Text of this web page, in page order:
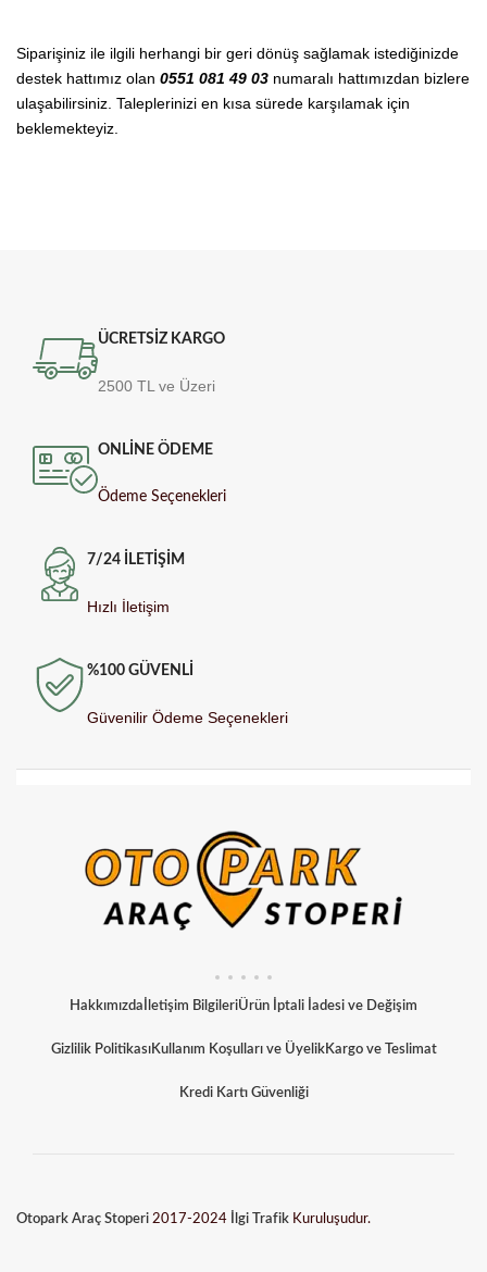
Siparişiniz ile ilgili herhangi bir geri dönüş sağlamak istediğinizde
destek hattımız olan 0551 081 49 03 numaralı hattımızdan bizlere
ulaşabilirsiniz. Taleplerinizi en kısa sürede karşılamak için
beklemekteyiz.
ÜCRETSİZ KARGO
2500 TL ve Üzeri
ONLİNE ÖDEME
Ödeme Seçenekleri
7/24 İLETİŞİM
Hızlı İletişim
%100 GÜVENLİ
Güvenilir Ödeme Seçenekleri
Hakkımızda İletişim BilgileriÜrün İptali İadesi ve Değişim
Gizlilik PolitikasıKullanım Koşulları ve ÜyelikKargo ve Teslimat
Kredi Kartı Güvenliği
Otopark Araç Stoperi 2017-2024 İlgi Trafik Kuruluşudur.